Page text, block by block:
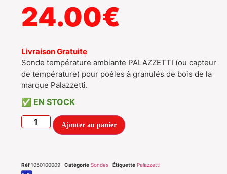
24.00€
Livraison Gratuite
Sonde température ambiante PALAZZETTI (ou capteur
de température) pour poêles à granulés de bois de la
marque Palazzetti.
EN STOCK
Ajouter au panier
Réf1050100009 Catégorie Sondes Étiquette Palazzetti